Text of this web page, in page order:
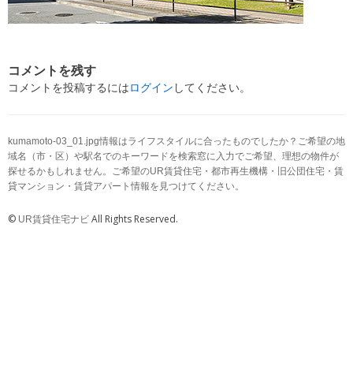
コメントを残す
コメントを投稿するにはログイン してください。
kumamoto-03_01.jpg情報はライフスタイルに合ったものでしたか？ご希望の地
域名（市・区）や駅名でのキーワードを検索窓に入力でご希望、理想の物件が
探せるかもしれません。ご希望のUR賃貸住宅・都市再生機構・旧公団住宅・賃
貸マンション・賃貸アパート情報を見つけてください。
© UR賃貸住宅ナビ All Rights Reserved.